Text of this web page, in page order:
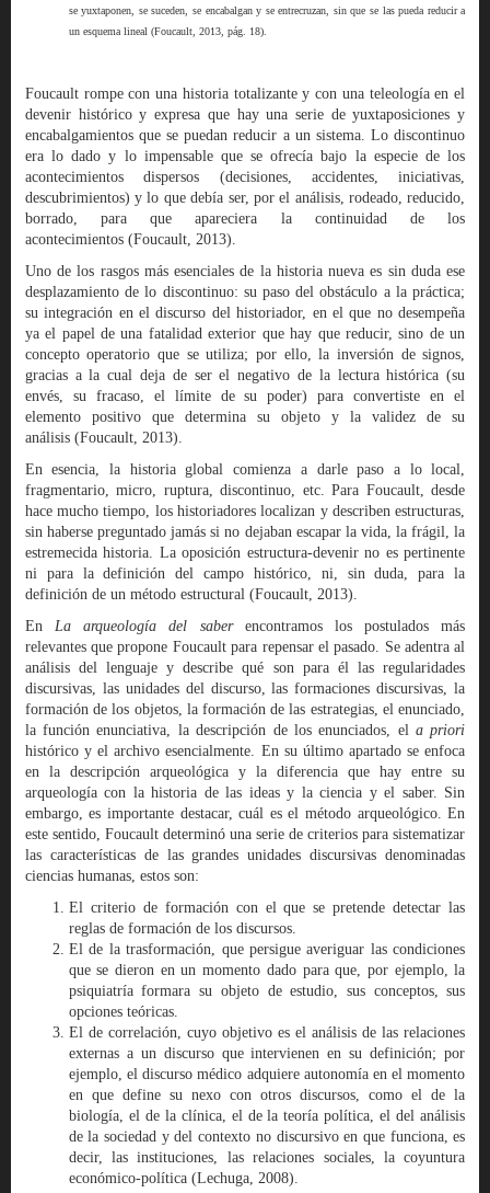
se yuxtaponen, se suceden, se encabalgan y se entrecruzan, sin que se las pueda reducir a
un esquema lineal (Foucault, 2013, pág. 18).
Foucault rompe con una historia totalizante y con una teleología en el
devenir histórico y expresa que hay una serie de yuxtaposiciones y
encabalgamientos que se puedan reducir a un sistema. Lo discontinuo
era lo dado y lo impensable que se ofrecía bajo la especie de los
acontecimientos dispersos (decisiones, accidentes, iniciativas,
descubrimientos) y lo que debía ser, por el análisis, rodeado, reducido,
borrado, para que apareciera la continuidad de los
acontecimientos (Foucault, 2013).
Uno de los rasgos más esenciales de la historia nueva es sin duda ese
desplazamiento de lo discontinuo: su paso del obstáculo a la práctica;
su integración en el discurso del historiador, en el que no desempeña
ya el papel de una fatalidad exterior que hay que reducir, sino de un
concepto operatorio que se utiliza; por ello, la inversión de signos,
gracias a la cual deja de ser el negativo de la lectura histórica (su
envés, su fracaso, el límite de su poder) para convertiste en el
elemento positivo que determina su objeto y la validez de su
análisis (Foucault, 2013).
En esencia, la historia global comienza a darle paso a lo local,
fragmentario, micro, ruptura, discontinuo, etc. Para Foucault, desde
hace mucho tiempo, los historiadores localizan y describen estructuras,
sin haberse preguntado jamás si no dejaban escapar la vida, la frágil, la
estremecida historia. La oposición estructura-devenir no es pertinente
ni para la definición del campo histórico, ni, sin duda, para la
definición de un método estructural (Foucault, 2013).
En La arqueología del saberencontramos los postulados más
relevantes que propone Foucault para repensar el pasado. Se adentra al
análisis del lenguaje y describe qué son para él las regularidades
discursivas, las unidades del discurso, las formaciones discursivas, la
formación de los objetos, la formación de las estrategias, el enunciado,
la función enunciativa, la descripción de los enunciados, el a priori
histórico y el archivo esencialmente. En su último apartado se enfoca
en la descripción arqueológica y la diferencia que hay entre su
arqueología con la historia de las ideas y la ciencia y el saber. Sin
embargo, es importante destacar, cuál es el método arqueológico. En
este sentido, Foucault determinó una serie de criterios para sistematizar
las características de las grandes unidades discursivas denominadas
ciencias humanas, estos son:
El criterio de formación con el que se pretende detectar las
reglas de formación de los discursos.
El de la trasformación, que persigue averiguar las condiciones
que se dieron en un momento dado para que, por ejemplo, la
psiquiatría formara su objeto de estudio, sus conceptos, sus
opciones teóricas.
El de correlación, cuyo objetivo es el análisis de las relaciones
externas a un discurso que intervienen en su definición; por
ejemplo, el discurso médico adquiere autonomía en el momento
en que define su nexo con otros discursos, como el de la
biología, el de la clínica, el de la teoría política, el del análisis
de la sociedad y del contexto no discursivo en que funciona, es
decir, las instituciones, las relaciones sociales, la coyuntura
económico-política (Lechuga, 2008).